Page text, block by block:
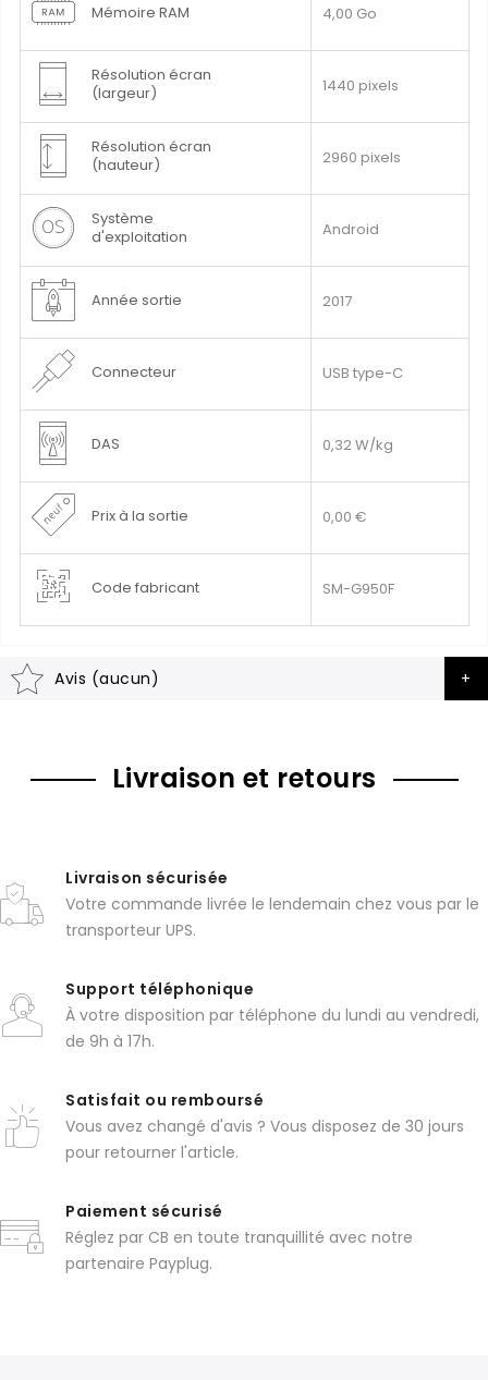
Mémoire RAM 4,00 Go
Résolution écran
(largeur)
1440 pixels
Résolution écran
(hauteur)
2960 pixels
Système
d'exploitation
Android
Année sortie 2017
Connecteur USB type-C
DAS 0,32 W/kg
Prix à la sortie 0,00 €
Code fabricant SM-G950F
Avis (aucun)
Livraison et retours
Livraison sécurisée
Votre commande livrée le lendemain chez vous par le
transporteur UPS.
Support téléphonique
À votre disposition par téléphone du lundi au vendredi,
de 9h à 17h.
Satisfait ou remboursé
Vous avez changé d'avis ? Vous disposez de 30 jours
pour retourner l'article.
Paiement sécurisé
Réglez par CB en toute tranquillité avec notre
partenaire Payplug.